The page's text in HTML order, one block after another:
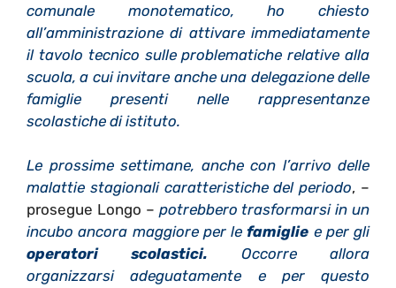
comunale monotematico, ho chiesto
all’amministrazione di attivare immediatamente
il tavolo tecnico sulle problematiche relative alla
scuola, a cui invitare anche una delegazione delle
famiglie presenti nelle rappresentanze
scolastiche di istituto.
Le prossime settimane, anche con l’arrivo delle
malattie stagionali caratteristiche del periodo, –
prosegue Longo – potrebbero trasformarsi in un
incubo ancora maggiore per lefamiglie e per gli
operatori scolastici. Occorre allora
organizzarsi adeguatamente e per questo